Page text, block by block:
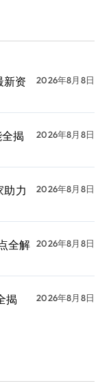
新资
2026年8月8日
揭
2026年8月8日
助力
2026年8月8日
全解 2026年8月8日
揭
2026年8月8日